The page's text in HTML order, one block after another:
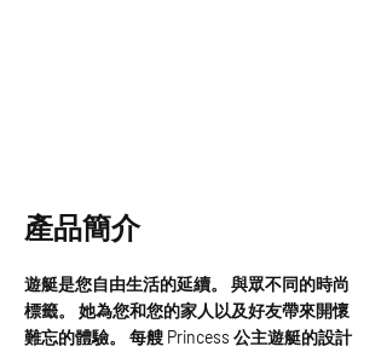
產品簡介
遊艇是您自由生活的延續。 與眾不同的時尚
標籤。 她為您和您的家人以及好友帶來開懷
難忘的體驗。 每艘 Princess 公主遊艇的設計